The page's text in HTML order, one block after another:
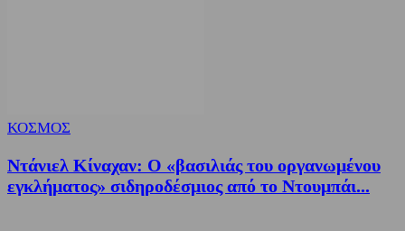
ΚΟΣΜΟΣ
Ντάνιελ Κίναχαν: Ο «βασιλιάς του οργανωμένου
εγκλήματος» σιδηροδέσμιος από το Ντουμπάι...